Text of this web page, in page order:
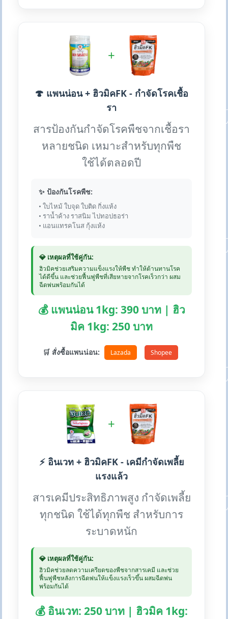
+
🍄 แพนน่อน + ฮิวมิคFK - กำจัดโรคเชื้อ
รา
สารป้องกันกำจัดโรคพืชจากเชื้อรา
หลายชนิด เหมาะสำหรับทุกพืช
ใช้ได้ตลอดปี
✨ ป้องกันโรคพืช:
• ใบไหม้ ใบจุด ใบติด กิ่งแห้ง
• ราน้ำค้าง ราสนิม ไปทอปธอร่า
• แอนแทรคโนส กุ้งแห้ง
💎 เหตุผลที่ใช้คู่กัน:
ฮิวมิคช่วยเสริมความแข็งแรงให้พืช ทำให้ต้านทานโรค
ได้ดีขึ้น และช่วยฟื้นฟูพืชที่เสียหายจากโรคเร็วกว่า ผสม
ฉีดพ่นพร้อมกันได้
💰 แพนน่อน 1kg: 390 บาท | ฮิว
มิค 1kg: 250 บาท
🛒 สั่งซื้อแพนน่อน: Lazada Shopee
+
⚡ อินเวท + ฮิวมิคFK - เคมีกำจัดเพลี้ย
แรงแล้ว
สารเคมีประสิทธิภาพสูง กำจัดเพลี้ย
ทุกชนิด ใช้ได้ทุกพืช สำหรับการ
ระบาดหนัก
💎 เหตุผลที่ใช้คู่กัน:
ฮิวมิคช่วยลดความเครียดของพืชจากสารเคมี และช่วย
ฟื้นฟูพืชหลังการฉีดพ่นให้แข็งแรงเร็วขึ้น ผสมฉีดพ่น
พร้อมกันได้
💰 อินเวท: 250 บาท | ฮิวมิค 1kg: